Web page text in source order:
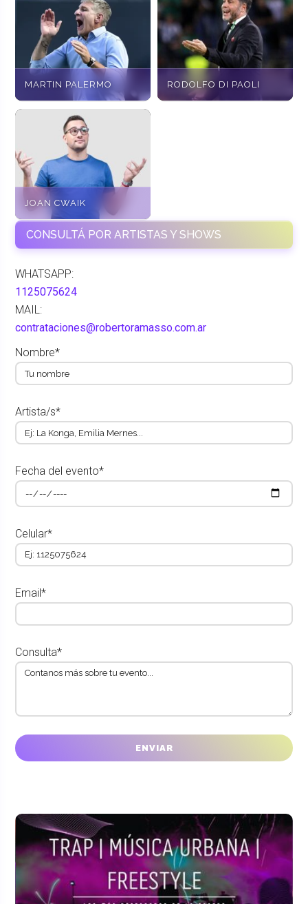
MARTIN PALERMO RODOLFO DI PAOLI
JOAN CWAIK
CONSULTÁ POR ARTISTAS Y SHOWS
WHATSAPP:
1125075624
MAIL:
contrataciones@robertoramasso.com.ar
Nombre*
Artista/s*
Fecha del evento*
Celular*
Email*
Consulta*